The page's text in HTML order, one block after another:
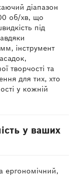
діапазон
об/хв, що
під
інструмент
творчості та
для тих, хто
у кожній
у ваших
ергономічний,